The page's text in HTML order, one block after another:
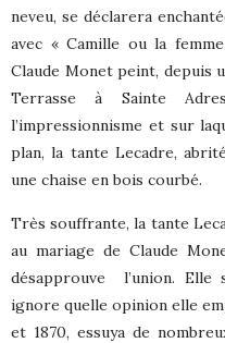
neveu, se déclarera
avec « Camille ou la
Claude Monet peint, depuis
Terrasse à Sainte
l’impressionnisme et sur
plan, la tante Lecadre,
une chaise en bois courbé.
Très souffrante, la tante
au mariage de Claude
désapprouve
l’union. Elle
ignore quelle opinion elle
et 1870, essuya de